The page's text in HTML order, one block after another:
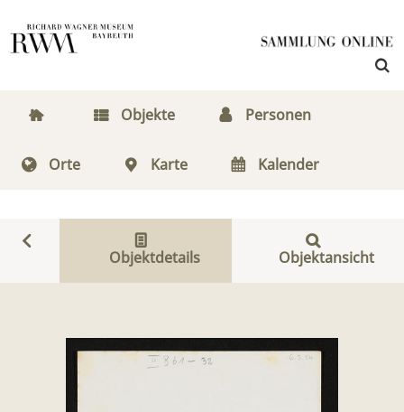
Objekte Personen
Orte Karte Kalender
Objektdetails Objektansicht